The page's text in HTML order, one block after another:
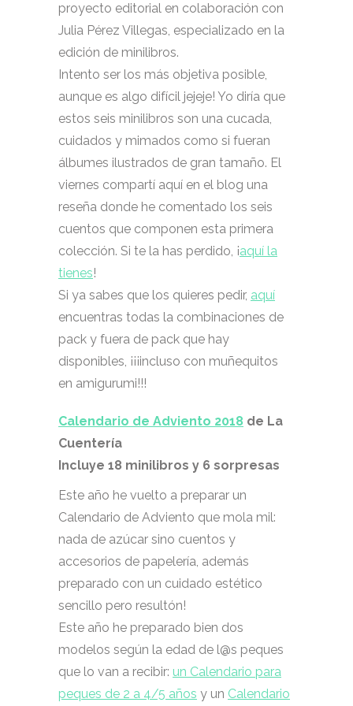
proyecto editorial en colaboración con
Julia Pérez Villegas, especializado en la
edición de minilibros.
Intento ser los más objetiva posible,
aunque es algo difícil jejeje! Yo diría que
estos seis minilibros son una cucada,
cuidados y mimados como si fueran
álbumes ilustrados de gran tamaño. El
viernes compartí aquí en el blog una
reseña donde he comentado los seis
cuentos que componen esta primera
colección. Si te la has perdido, ¡aquí la
tienes!
Si ya sabes que los quieres pedir, aquí
encuentras todas la combinaciones de
pack y fuera de pack que hay
disponibles, ¡¡¡incluso con muñequitos
en amigurumi!!!
Calendario de Adviento 2018 de La
Cuentería
Incluye 18 minilibros y 6 sorpresas
Este año he vuelto a preparar un
Calendario de Adviento que mola mil:
nada de azúcar sino cuentos y
accesorios de papelería, además
preparado con un cuidado estético
sencillo pero resultón!
Este año he preparado bien dos
modelos según la edad de l@s peques
que lo van a recibir: un Calendario para
peques de 2 a 4/5 años y un Calendario